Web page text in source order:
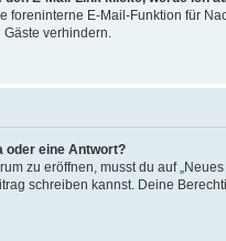
foreninterne E-Mail-Funktion für
verhindern.
oder eine Antwort?
zu eröffnen, musst du auf
schreiben kannst. Deine